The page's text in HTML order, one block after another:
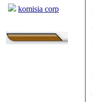
komisia corp